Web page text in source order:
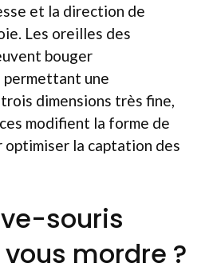
et la direction de
Les oreilles des
bouger
permettant une
dimensions très fine,
modifient la forme de
optimiser la captation des
souris
mordre ?